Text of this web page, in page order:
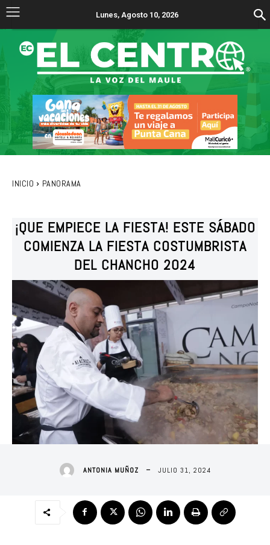
Lunes, Agosto 10, 2026
INICIO PANORAMA
¡QUE EMPIECE LA FIESTA! ESTE SÁBADO
COMIENZA LA FIESTA COSTUMBRISTA
DEL CHANCHO 2024
ANTONIA MUÑOZ JULIO 31, 2024